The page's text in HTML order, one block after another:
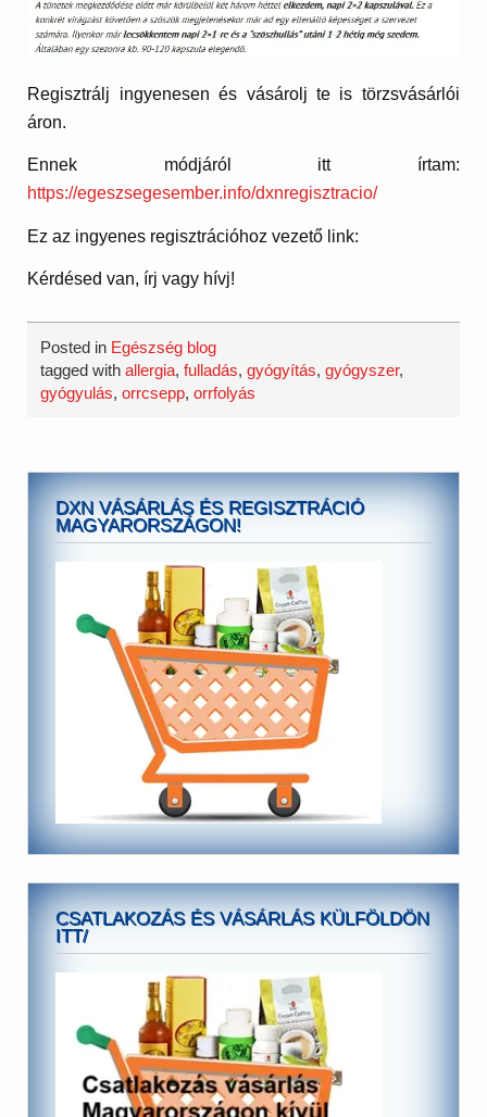
Regisztrálj ingyenesen és vásárolj te is törzsvásárlói
áron.
Ennek módjáról itt írtam:
https://egeszsegesember.info/dxnregisztracio/
Ez az ingyenes regisztrációhoz vezető link:
Kérdésed van, írj vagy hívj!
Posted in Egészség blog
tagged withallergia,fulladás,gyógyítás,gyógyszer,
gyógyulás,orrcsepp,orrfolyás
DXN VÁSÁRLÁS ÉS REGISZTRÁCIÓ
MAGYARORSZÁGON!
CSATLAKOZÁS ÉS VÁSÁRLÁS KÜLFÖLDÖN
ITT/